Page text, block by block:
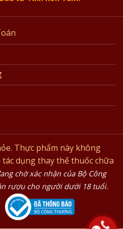
Thực phẩm này không
dụng thay thế thuốc chữa
chờ xác nhận của Bộ Công
rượu cho người dưới 18 tuổi.